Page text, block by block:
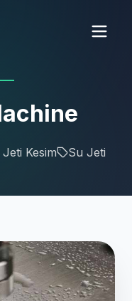
Kesim Su Jeti